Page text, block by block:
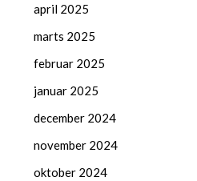
april 2025
marts 2025
februar 2025
januar 2025
december 2024
november 2024
oktober 2024